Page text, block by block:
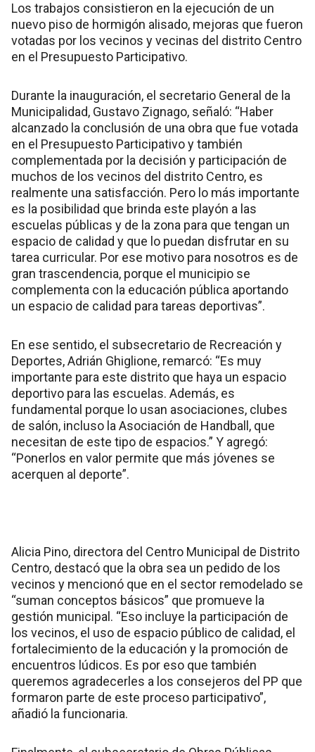
Los trabajos consistieron en la ejecución de un
nuevo piso de hormigón alisado, mejoras que fueron
votadas por los vecinos y vecinas del distrito Centro
en el Presupuesto Participativo.
Durante la inauguración, el secretario General de la
Municipalidad, Gustavo Zignago, señaló: “Haber
alcanzado la conclusión de una obra que fue votada
en el Presupuesto Participativo y también
complementada por la decisión y participación de
muchos de los vecinos del distrito Centro, es
realmente una satisfacción. Pero lo más importante
es la posibilidad que brinda este playón a las
escuelas públicas y de la zona para que tengan un
espacio de calidad y que lo puedan disfrutar en su
tarea curricular. Por ese motivo para nosotros es de
gran trascendencia, porque el municipio se
complementa con la educación pública aportando
un espacio de calidad para tareas deportivas”.
En ese sentido, el subsecretario de Recreación y
Deportes, Adrián Ghiglione, remarcó: “Es muy
importante para este distrito que haya un espacio
deportivo para las escuelas. Además, es
fundamental porque lo usan asociaciones, clubes
de salón, incluso la Asociación de Handball, que
necesitan de este tipo de espacios.” Y agregó:
“Ponerlos en valor permite que más jóvenes se
acerquen al deporte”.
Alicia Pino, directora del Centro Municipal de Distrito
Centro, destacó que la obra sea un pedido de los
vecinos y mencionó que en el sector remodelado se
“suman conceptos básicos” que promueve la
gestión municipal. “Eso incluye la participación de
los vecinos, el uso de espacio público de calidad, el
fortalecimiento de la educación y la promoción de
encuentros lúdicos. Es por eso que también
queremos agradecerles a los consejeros del PP que
formaron parte de este proceso participativo”,
añadió la funcionaria.